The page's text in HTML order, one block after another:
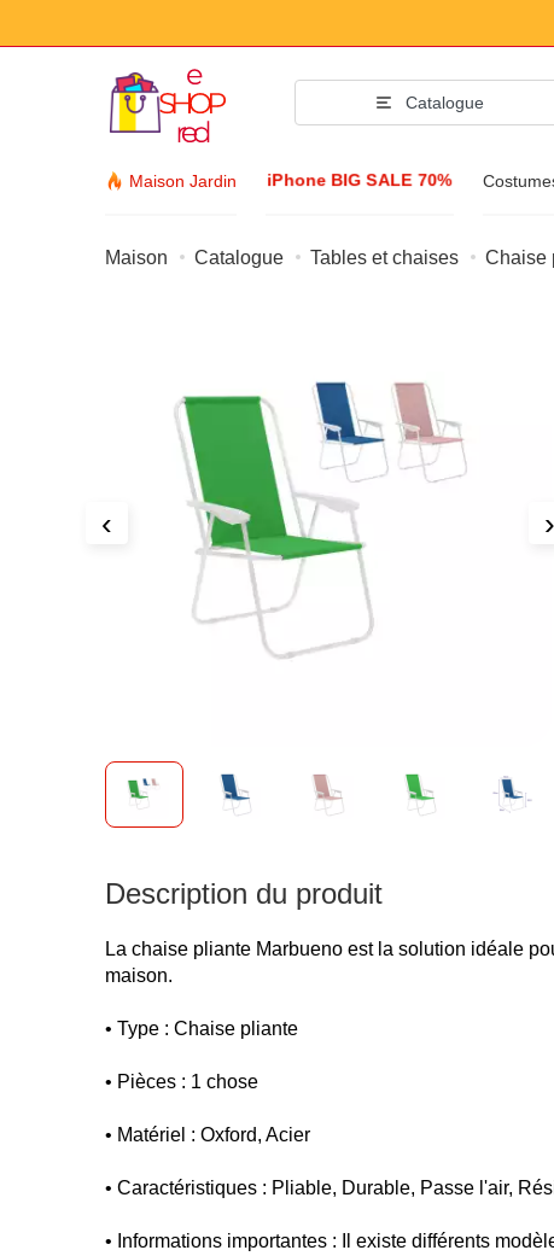
Catalogue
Maison Jardin iPhone BIG SALE 70%
Accessoires
Lunettes de soleil
Bijuteria
Maison Catalogue Tables et chaises Chaise
‹ ›
Description du produit
La chaise pliante Marbueno est la solution idéale
maison.
• Type : Chaise pliante
• Pièces : 1 chose
• Matériel : Oxford, Acier
• Caractéristiques : Pliable, Durable, Passe l'air,
• Informations importantes : Il existe différents